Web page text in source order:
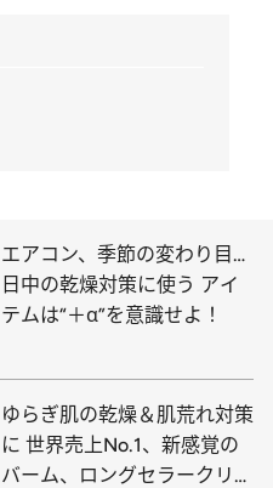
エアコン、季節の変わり目…
日中の乾燥対策に使う アイ
テムは“＋α”を意識せよ！
ゆらぎ肌の乾燥＆肌荒れ対策
に 世界売上No.1、新感覚の
バーム、ロングセラークリー